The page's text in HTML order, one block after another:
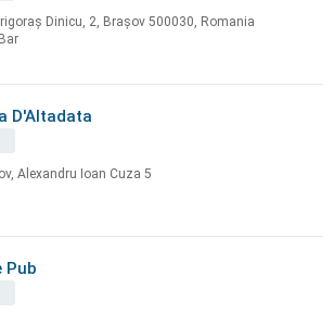
Dinicu, 2, Brașov 500030, Romania
D'Altadata
Alexandru Ioan Cuza 5
Pub